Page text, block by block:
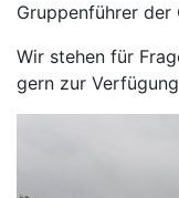
Gruppenführer der
Wir stehen für
gern zur